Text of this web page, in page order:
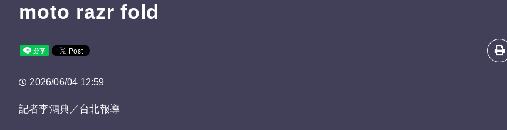
moto razr fold
2026/06/04 12:59
記者李鴻典／台北報導